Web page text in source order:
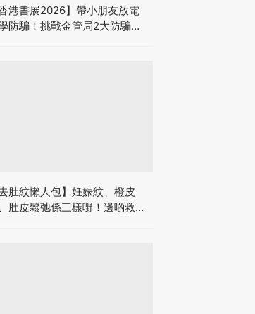
香港書展2026】帶小朋友放電
防騙！挑戰金管局2大防騙遊
去肚紋懶人包】妊娠紋、橙皮
肚皮鬆弛係三樣嘢！邊啲救得